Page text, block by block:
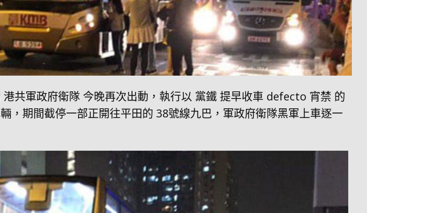
共軍政府衛隊 今晚再次出動，執行以 黨鐵 提早收車 defecto 宵禁 的
，期間截停一部正開往平田的 38號線九巴，軍政府衛隊黑軍上車逐一